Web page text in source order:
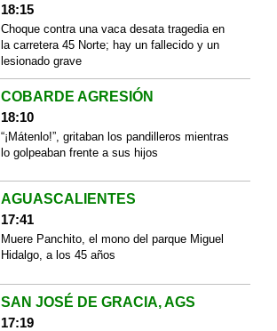
18:15
Choque contra una vaca desata tragedia en
la carretera 45 Norte; hay un fallecido y un
lesionado grave
COBARDE AGRESIÓN
18:10
“¡Mátenlo!”, gritaban los pandilleros mientras
lo golpeaban frente a sus hijos
AGUASCALIENTES
17:41
Muere Panchito, el mono del parque Miguel
Hidalgo, a los 45 años
SAN JOSÉ DE GRACIA, AGS
17:19